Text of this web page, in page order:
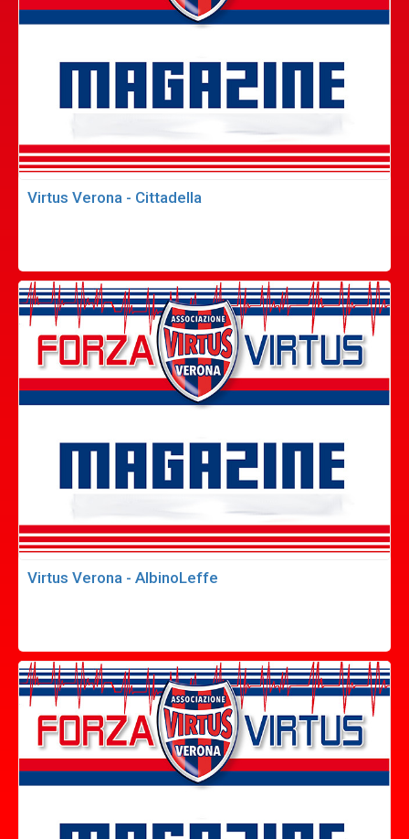
Virtus Verona - Cittadella
Virtus Verona - AlbinoLeffe